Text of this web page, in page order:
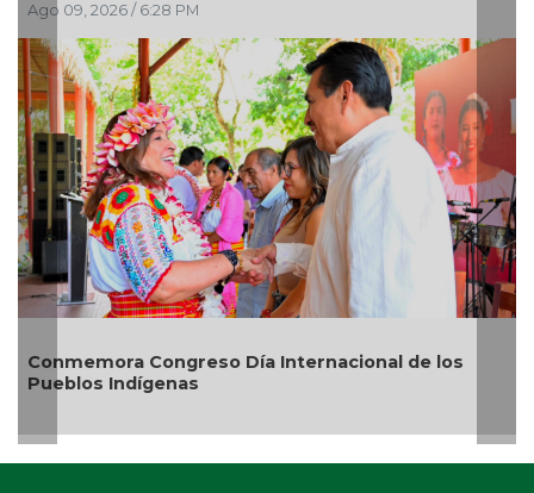
Ago 09, 2026 / 6:28 PM
Conmemora Congreso Día Internacional de los
Pueblos Indígenas